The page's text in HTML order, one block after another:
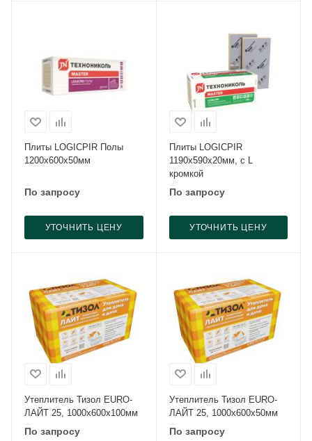
Плиты LOGICPIR Полы
1200x600x50мм
По запросу
УТОЧНИТЬ ЦЕНУ
Плиты LOGICPIR
1190x590x20мм, c L
кромкой
По запросу
УТОЧНИТЬ ЦЕНУ
Утеплитель Тизол EURO-
ЛАЙТ 25, 1000x600x100мм
По запросу
Утеплитель Тизол EURO-
ЛАЙТ 25, 1000x600x50мм
По запросу